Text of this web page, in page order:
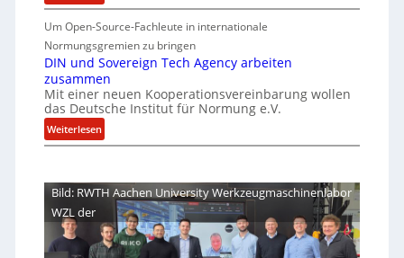
s
c
h
i
u
n
g
e
e
ff
e
n
t
d
A
e
a
V
i
c
e
e
i
d
m
t
M
i
x
h
a
D
e
m
G
e
h
e
i
m
i
s
e
s
Um Open-Source-Fachleute in internationale
Normungsgremien zu bringen
DIN und Sovereign Tech Agency arbeiten
zusammen
Mit einer neuen Kooperationsvereinbarung wollen
das Deutsche Institut für Normung e.V.
Weiterlesen:
D
u
d
S
Bild: RWTH Aachen University Werkzeugmaschinenlabor
WZL der